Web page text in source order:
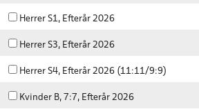
Herrer S1, Efterår 2026
Herrer S3, Efterår 2026
Herrer S4, Efterår 2026 (11:11/9:9)
Kvinder B, 7:7, Efterår 2026